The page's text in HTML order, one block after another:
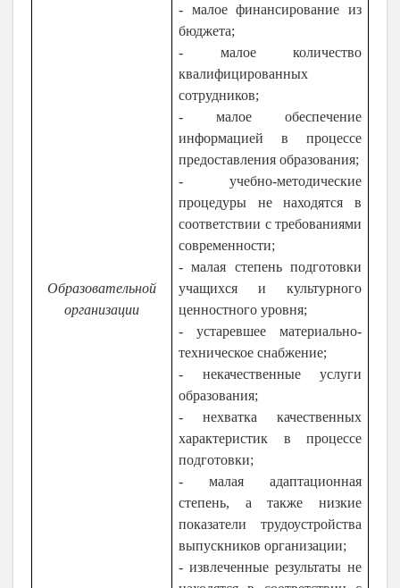
Образовательной
организации
- малое финансирование из
бюджета;
- малое количество
квалифицированных
сотрудников;
- малое обеспечение
информацией в процессе
предоставления образования;
- учебно-методические
процедуры не находятся в
соответствии с требованиями
современности;
- малая степень подготовки
учащихся и культурного
ценностного уровня;
- устаревшее материально-
техническое снабжение;
- некачественные услуги
образования;
- нехватка качественных
характеристик в процессе
подготовки;
- малая адаптационная
степень, а также низкие
показатели трудоустройства
выпускников организации;
- извлеченные результаты не